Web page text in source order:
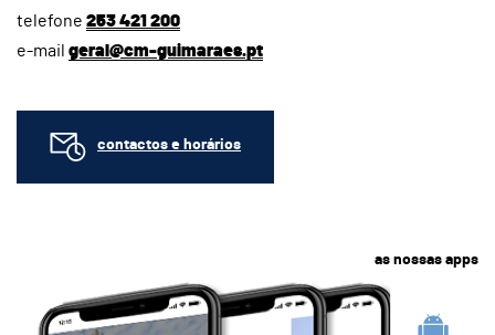
telefone 253 421 200
e-mail geral@cm-guimaraes.pt
contactos e horários
as nossas apps